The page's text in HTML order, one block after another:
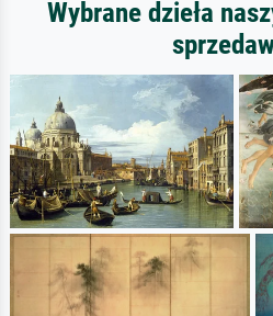
Wybrane dzieła